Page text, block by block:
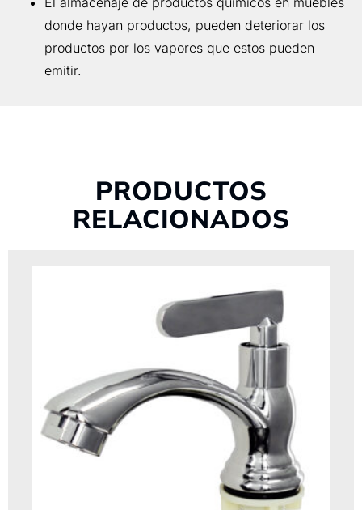
donde hayan productos, pueden deteriorar los
productos por los vapores que estos pueden
emitir.
PRODUCTOS
RELACIONADOS